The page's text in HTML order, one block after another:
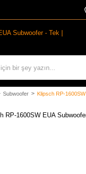
Subwoofer Klipsch RP-